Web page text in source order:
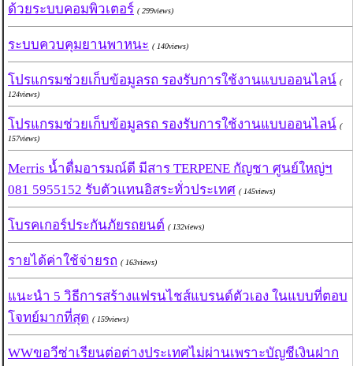
ด้วยระบบคอมพิวเตอร์ ( 299views)
ระบบควบคุมยานพาหนะ ( 140views)
โปรแกรมช่วยเก็บข้อมูลรถ รองรับการใช้งานแบบออนไลน์ (
124views)
โปรแกรมช่วยเก็บข้อมูลรถ รองรับการใช้งานแบบออนไลน์ (
157views)
Merris น้ำดื่มอารมณ์ดี มีสาร TERPENE กัญชา ศูนย์ใหญ่ฯ
081 5955152 รับตัวแทนอิสระทั่วประเทศ ( 145views)
โบรคเกอร์ประกันภัยรถยนต์ ( 132views)
รายได้ค่าใช้จ่ายรถ ( 163views)
แนะนำ 5 วิธีการสร้างแฟรนไชส์แบรนด์ตัวเอง ในแบบที่ตอบ
โจทย์มากที่สุด ( 159views)
WWขอวีซ่าเรียนต่อต่างประเทศไม่ผ่านเพราะบัญชีเงินฝาก